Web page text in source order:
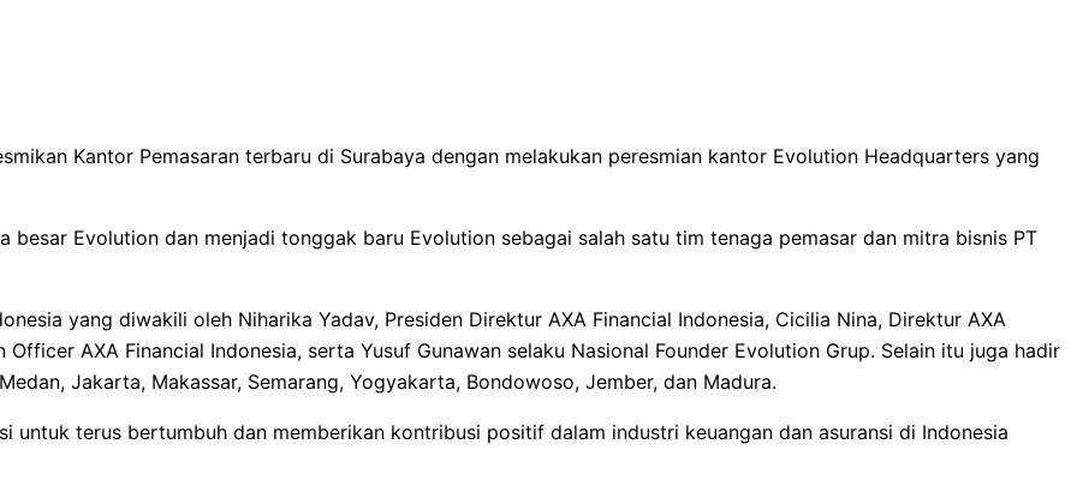
Kantor Pemasaran terbaru di Surabaya dengan melakukan peresmian kantor Evolution Headquarters yang
besar Evolution dan menjadi tonggak baru Evolution sebagai salah satu tim tenaga pemasar dan mitra bisnis PT
yang diwakili oleh Niharika Yadav, Presiden Direktur AXA Financial Indonesia, Cicilia Nina, Direktur AXA
AXA Financial Indonesia, serta Yusuf Gunawan selaku Nasional Founder Evolution Grup. Selain itu juga hadir
Jakarta, Makassar, Semarang, Yogyakarta, Bondowoso, Jember, dan Madura.
untuk terus bertumbuh dan memberikan kontribusi positif dalam industri keuangan dan asuransi di Indonesia